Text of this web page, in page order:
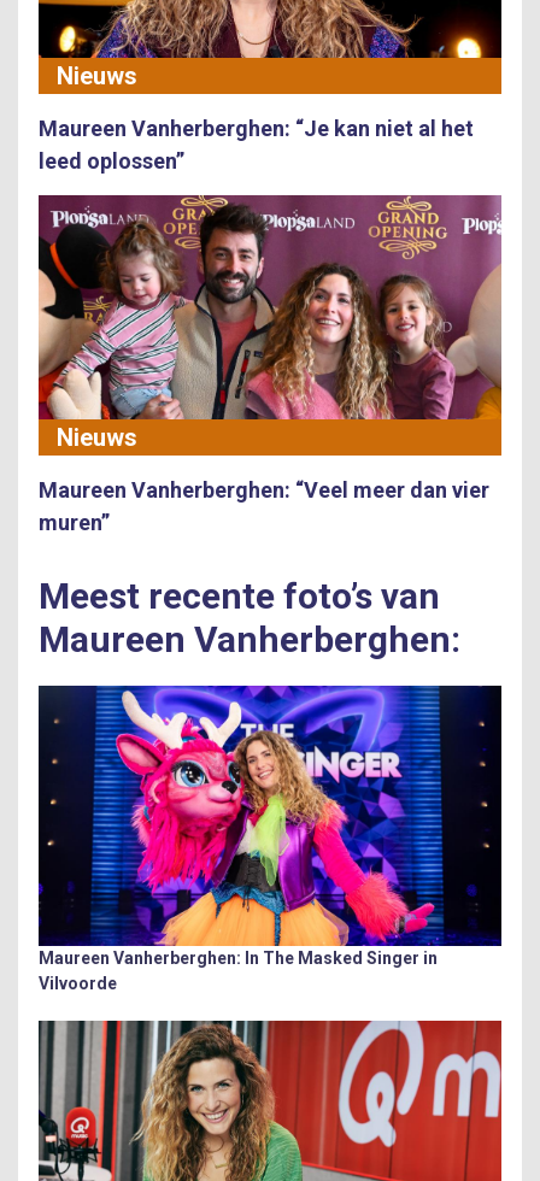
Nieuws
Maureen Vanherberghen: “Je kan niet al het
leed oplossen”
Nieuws
Maureen Vanherberghen: “Veel meer dan vier
muren”
Meest recente foto’s van
Maureen Vanherberghen:
Maureen Vanherberghen: In The Masked Singer in
Vilvoorde